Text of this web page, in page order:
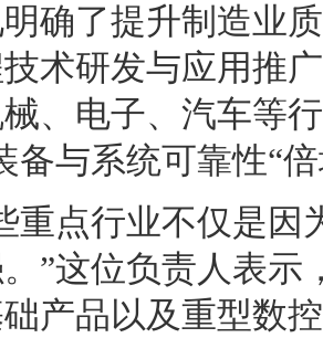
确了提升制造业
术研发与应用推
、电子、汽车等
备与系统可靠性“
重点行业不仅是
”这位负责人表
产品以及重型数